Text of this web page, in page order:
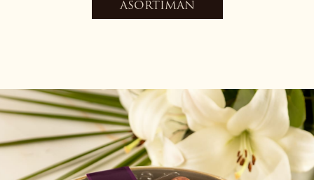
ASORTIMAN